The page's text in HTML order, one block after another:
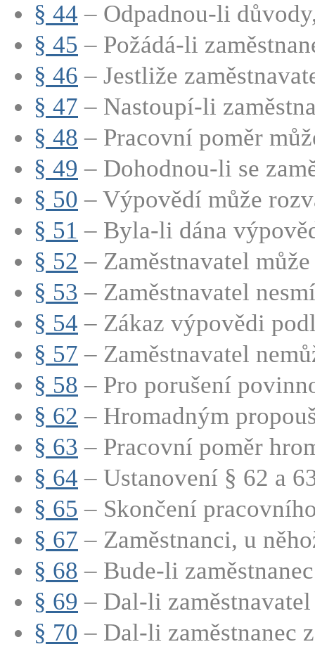
§ 44 – Odpadnou-li
§ 45 – Požádá-li
§ 46 – Jestliže
§ 47 – Nastoupí-li
§ 48 – Pracovní poměr
§ 49 – Dohodnou-li se
§ 50 – Výpovědí může
§ 51 – Byla-li dána
§ 52 – Zaměstnavatel
§ 53 – Zaměstnavatel
§ 54 – Zákaz výpovědi
§ 57 – Zaměstnavatel
§ 58 – Pro porušení
§ 62 – Hromadným
§ 63 – Pracovní poměr
§ 64 – Ustanovení § 62 a
§ 65 – Skončení
§ 67 – Zaměstnanci, u
§ 68 – Bude-li
§ 69 – Dal-li zaměstnavatel
§ 70 – Dal-li zaměstnanec